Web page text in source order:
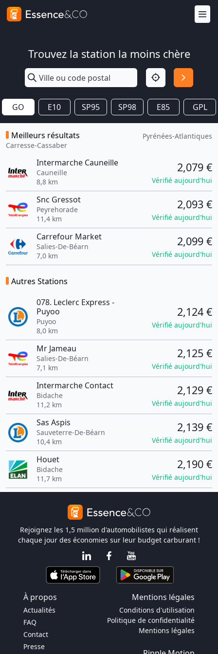
Trouvez la station la moins chère
GO E10 SP95 SP98 E85 GPL
Meilleurs résultats
Carresse-Cassaber
Pyrénées-Atlantiques
Intermarche Cauneille
Cauneille
8,8 km
2,079 €
Vérifié aujourd'hui
Snc Gressot
Peyrehorade
11,4 km
2,093 €
Vérifié aujourd'hui
Carrefour Market
Salies-De-Béarn
7,0 km
2,099 €
Vérifié aujourd'hui
Autres Stations
078. Leclerc Express -
Puyoo
Puyoo
8,0 km
2,124 €
Vérifié aujourd'hui
Mr Jameau
Salies-De-Béarn
7,1 km
2,125 €
Vérifié aujourd'hui
Intermarche Contact
Bidache
11,2 km
2,129 €
Vérifié aujourd'hui
Sas Aspis
Sauveterre-De-Béarn
10,4 km
2,139 €
Vérifié aujourd'hui
Houet
Bidache
11,7 km
2,190 €
Vérifié aujourd'hui
Rejoignez les 1,5 million d'automobilistes qui réalisent
chaque jour des économies sur leur budget carburant !
À propos Mentions légales
Actualités
FAQ
Contact
Presse
Conditions d'utilisation
Politique de confidentialité
Mentions légales